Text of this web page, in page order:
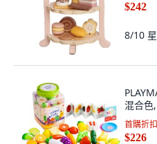
$242
8/10
混合色
首購折
$226